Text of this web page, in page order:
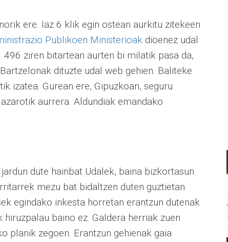
ere. Iaz 6 klik egin ostean aurkitu zitekeen
Publikoen Ministerioak dioenez udal
ziren bitartean aurten bi milatik pasa da,
dituzte udal web gehien. Baliteke
izatea. Gurean ere, Gipuzkoan, seguru
aurrera. Aldundiak emandako
dute hainbat Udalek, baina bizkortasun
mezu bat bidaltzen duten guztietan.
egindako inkesta horretan erantzun dutenak
baino ez. Galdera herriak zuen
planik zegoen. Erantzun gehienak gaia